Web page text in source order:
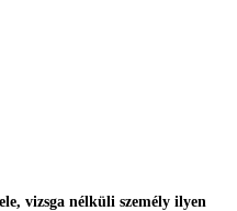
vizsga nélküli személy ilyen